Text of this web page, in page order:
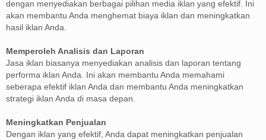
dengan menyediakan berbagai pilihan media iklan yang efektif. Ini
akan membantu Anda menghemat biaya iklan dan meningkatkan
hasil iklan Anda.
Memperoleh Analisis dan Laporan
Jasa iklan biasanya menyediakan analisis dan laporan tentang
performa iklan Anda. Ini akan membantu Anda memahami
seberapa efektif iklan Anda dan membantu Anda meningkatkan
strategi iklan Anda di masa depan.
Meningkatkan Penjualan
Dengan iklan yang efektif, Anda dapat meningkatkan penjualan